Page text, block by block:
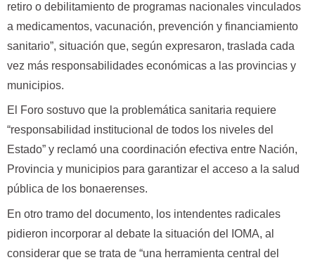
retiro o debilitamiento de programas nacionales vinculados
a medicamentos, vacunación, prevención y financiamiento
sanitario”, situación que, según expresaron, traslada cada
vez más responsabilidades económicas a las provincias y
municipios.
El Foro sostuvo que la problemática sanitaria requiere
“responsabilidad institucional de todos los niveles del
Estado” y reclamó una coordinación efectiva entre Nación,
Provincia y municipios para garantizar el acceso a la salud
pública de los bonaerenses.
En otro tramo del documento, los intendentes radicales
pidieron incorporar al debate la situación del IOMA, al
considerar que se trata de “una herramienta central del